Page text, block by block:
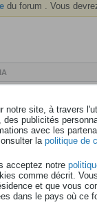
du forum . Vous
notre site, à travers
publicités
avec les
la politique de
acceptez notre
comme décrit.
et que vous
dans le pays où ce